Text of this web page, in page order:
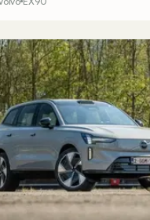
fiscaal interessant